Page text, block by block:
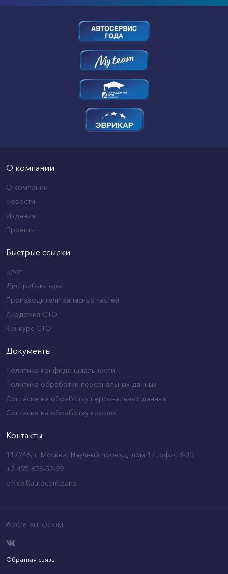
О компании
О компании
Новости
Издания
Проекты
Быстрые ссылки
Блог
Дистрибьюторы
Производители запасных частей
Академия СТО
Конкурс СТО
Документы
Политика конфиденциальности
Политика обработки персональных данных
Согласие на обработку персональных данных
Согласие на обработку cookies
Контакты
117246, г. Москва, Научный проезд, дом 17, офис 8-30
+7 495 858-52-99
office@autocom.parts
© 2026, AUTOCOM
Обратная связь